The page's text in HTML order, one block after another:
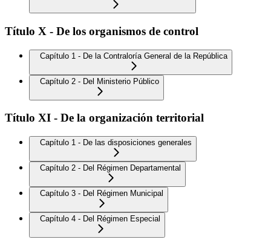
Título X - De los organismos de control
Capítulo 1 - De la Contraloría General de la República
Capítulo 2 - Del Ministerio Público
Título XI - De la organización territorial
Capítulo 1 - De las disposiciones generales
Capítulo 2 - Del Régimen Departamental
Capítulo 3 - Del Régimen Municipal
Capítulo 4 - Del Régimen Especial